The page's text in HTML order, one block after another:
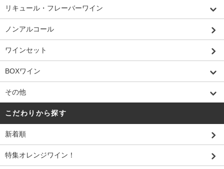
リキュール・フレーバーワイン
ノンアルコール
ワインセット
BOXワイン
その他
こだわりから探す
新着順
特集オレンジワイン！